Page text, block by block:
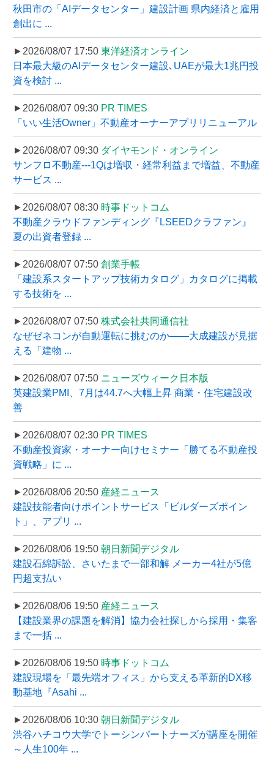
秋田市の「AIデータセンター」建設計画 県内経済と雇用
創出に ...
►2026/08/07 17:50 東洋経済オンライン
日本最大級のAIデータセンター建設､UAEが最大1兆円投
資を検討 ...
►2026/08/07 09:30 PR TIMES
「いい生活Owner」不動産オーナーアプリリニューアル
►2026/08/07 09:30 ダイヤモンド・オンライン
サンフロ不動産---1Qは増収・経常利益まで増益、不動産
サービス ...
►2026/08/07 08:30 時事ドットコム
不動産クラウドファンディング『LSEEDクラファン』
夏の出資者登録 ...
►2026/08/07 07:50 創業手帳
「建設系スタートアップ技術カタログ」カタログに掲載
する技術を ...
►2026/08/07 07:50 株式会社共同通信社
なぜゼネコンが自動運転に挑むのか――大成建設が見据
える「建物 ...
►2026/08/07 07:50 ニューズウィーク日本版
英建設業PMI、7月は44.7へ大幅上昇 商業・住宅建設改
善
►2026/08/07 02:30 PR TIMES
不動産投資家・オーナー向けセミナー「勝てる不動産投
資戦略」に ...
►2026/08/06 20:50 産経ニュース
建設技能者向けポイントサービス「ビルダーズポイン
ト」、アプリ ...
►2026/08/06 19:50 朝日新聞デジタル
建設石綿訴訟、さいたまで一部和解 メーカー4社が5億
円超支払い
►2026/08/06 19:50 産経ニュース
【建設業界の課題を解消】協力会社探しから採用・集客
まで一括 ...
►2026/08/06 19:50 時事ドットコム
建設現場を「最先端オフィス」から支える革新的DX移
動基地『Asahi ...
►2026/08/06 10:30 朝日新聞デジタル
渋谷ハチコウ大学でトーシンパートナーズが講座を開催
～人生100年 ...